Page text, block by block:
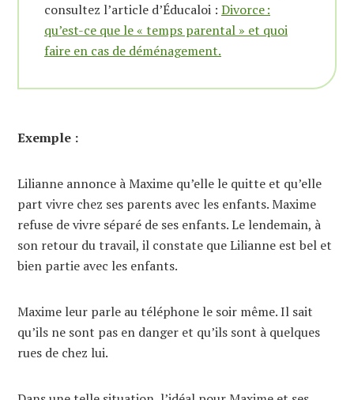
consultez l’article d’Éducaloi : Divorce :
qu’est-ce que le « temps parental » et quoi
faire en cas de déménagement.
Exemple :
Lilianne annonce à Maxime qu’elle le quitte et qu’elle
part vivre chez ses parents avec les enfants. Maxime
refuse de vivre séparé de ses enfants. Le lendemain, à
son retour du travail, il constate que Lilianne est bel et
bien partie avec les enfants.
Maxime leur parle au téléphone le soir même. Il sait
qu’ils ne sont pas en danger et qu’ils sont à quelques
rues de chez lui.